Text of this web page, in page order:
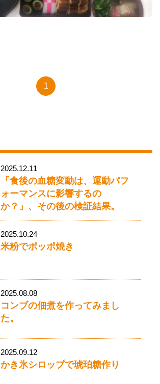
1
2025.12.11
「食後の血糖変動は、運動パフ
ォーマンスに影響するの
か？」、その後の検証結果。
2025.10.24
米粉でポッポ焼き
2025.08.08
コンブの佃煮を作ってみまし
た。
2025.09.12
かき氷シロップで琥珀糖作り